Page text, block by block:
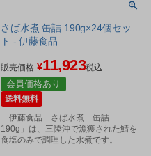
さば水煮 缶詰 190g×24個セッ
ト - 伊藤食品
販売価格 ¥11,923税込
会員価格あり
送料無料
「伊藤食品 さば水煮 缶詰
190g」は、三陸沖で漁獲された鯖を
食塩のみで調理した水煮です。